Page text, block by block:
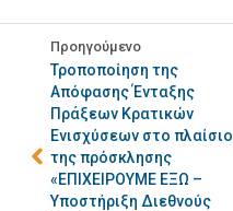
Προηγούμενο
Τροποποίηση της
Απόφασης Ένταξης
Πράξεων Κρατικών
Ενισχύσεων στο πλαίσιο
της πρόσκλησης
«ΕΠΙΧΕΙΡΟΥΜΕ ΕΞΩ –
Υποστήριξη Διεθνούς